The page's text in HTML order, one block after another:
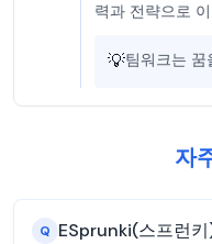
력과 전략으로
💡팀워크는 꿈
자
Q ESprunki(스프런